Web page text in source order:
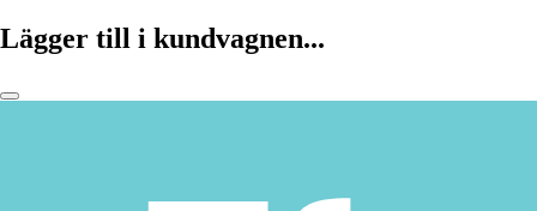
Lägger till i kundvagnen...